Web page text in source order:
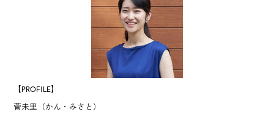
【PROFILE】
菅未里（かん・みさと）